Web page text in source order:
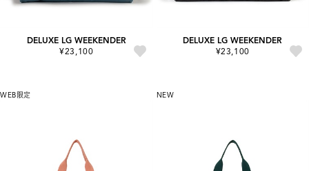
DELUXE LG WEEKENDER
¥23,100
DELUXE LG WEEKENDER
¥23,100
WEB限定 NEW